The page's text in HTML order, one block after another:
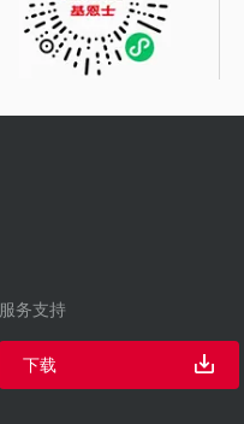
服务支持
下载